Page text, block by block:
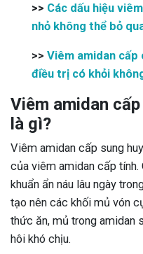
>> Các dấu hiệu
nhỏ không thể bỏ
>> Viêm amidan cấp
điều trị có khỏi
Viêm amidan
là gì?
Viêm amidan cấp sung
của viêm amidan cấp tính.
khuẩn ẩn náu lâu ngày
tạo nên các khối mủ vón
thức ăn, mủ trong amidan
hôi khó chịu.